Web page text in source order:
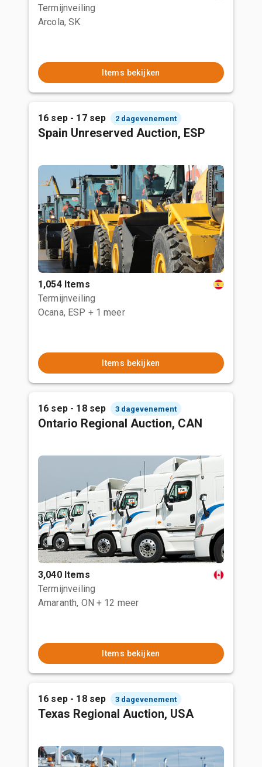
Termijnveiling
Arcola, SK
Items bekijken
16 sep - 17 sep 2 dagevenement
Spain Unreserved Auction, ESP
1,054 Items
Termijnveiling
Ocana, ESP + 1 meer
Items bekijken
16 sep - 18 sep 3 dagevenement
Ontario Regional Auction, CAN
3,040 Items
Termijnveiling
Amaranth, ON + 12 meer
Items bekijken
16 sep - 18 sep 3 dagevenement
Texas Regional Auction, USA